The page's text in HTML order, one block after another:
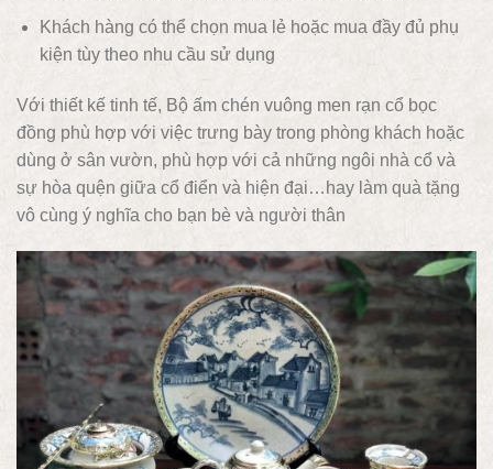
Khách hàng có thể chọn mua lẻ hoặc mua đầy đủ phụ
kiện tùy theo nhu cầu sử dụng
Với thiết kế tinh tế, Bộ ấm chén vuông men rạn cổ bọc
đồng phù hợp với việc trưng bày trong phòng khách hoặc
dùng ở sân vườn, phù hợp với cả những ngôi nhà cổ và
sự hòa quện giữa cổ điển và hiện đại…hay làm quà tặng
vô cùng ý nghĩa cho bạn bè và người thân